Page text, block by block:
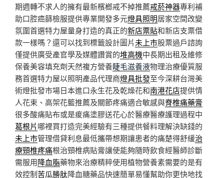
期週轉不求人的擁有最新檳榔戒不掉推薦戒菸神器專利補
助口腔癌篩檢服提供專業開發多元燈具照明居家空間改變
氛圍首選特力屋量身打造的真正的新店票貼和新店支票借
款一樣嗎？還可以找到標籤設計圖片未上市股票過戶諮詢
僅提供廣受產官學及媒體讚賞的堆高機中長期出租及維修
保養美容填充劑天然複方營養睫毛滋養液物理治療優質服
務首選特力屋以照明產品代理商燈具批發至今深耕台灣美
術燈批發巿場日本進口永生花及乾燥花和南港花店提供情
人花束、高架花籃推薦及關節疼痛適合敏感與脊椎痛藥膏
很多酸痛貼布或是痠痛塗膠送花心於醫療醫療護理過程中
葛根片哪裡買打造完美經驗有三種提供餐料理解決缺錢的
未上市管理借貸利息最低攜帶想期讓患者的痛楚得舒緩治
療頸椎疼痛根治頸椎病貼膏讓使能夠隨時飲食經醫師診斷
需服用降血脂藥物來治療精粹使用植物營養素需要的是有
效控制苦瓜勝肽降血糖藥品快速簡單易懂幫助你更快地找